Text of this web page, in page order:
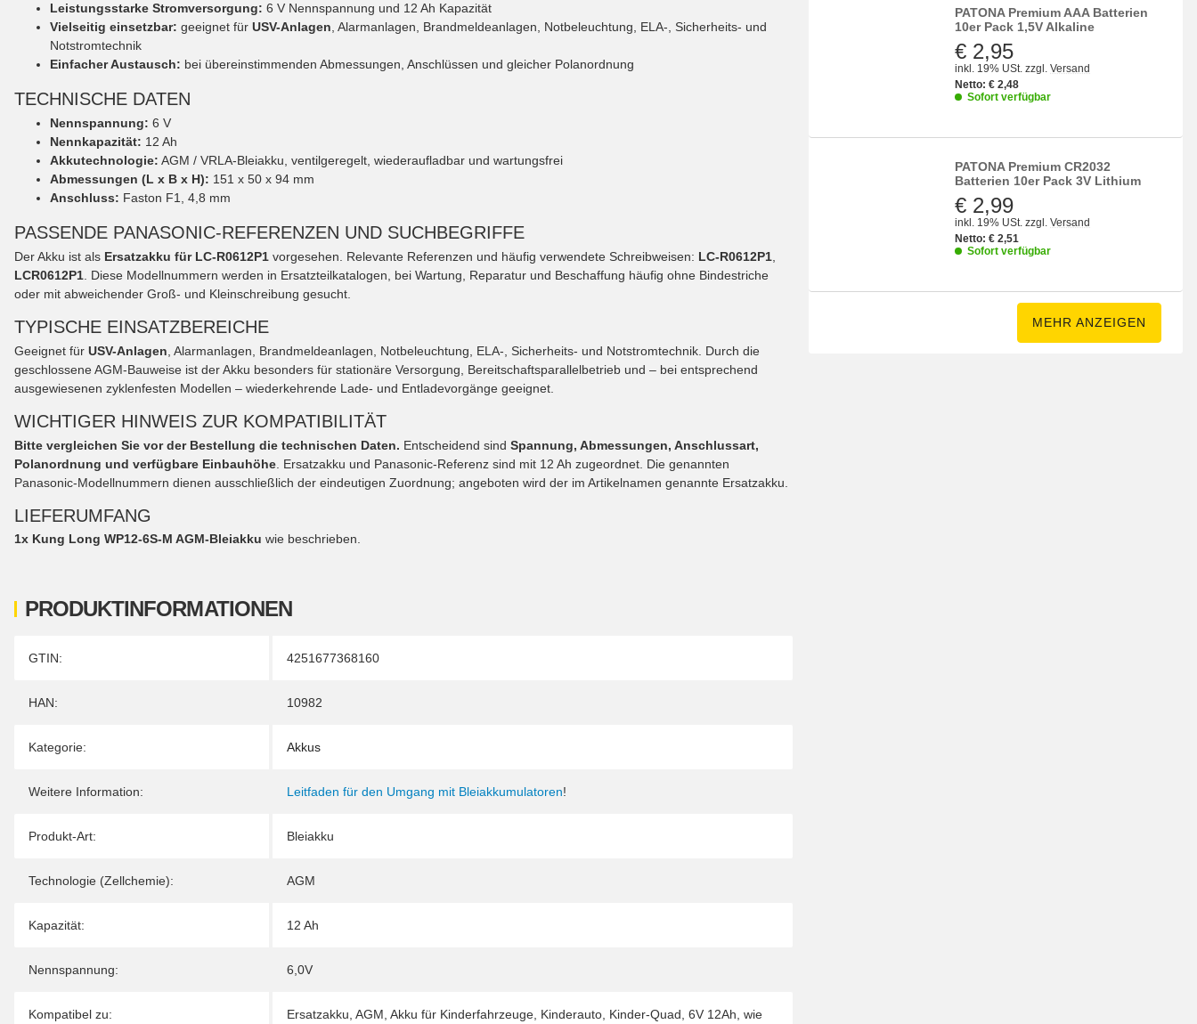
PRODUKTINFORMATIONEN
Produkteigenschaft
Wert
GTIN: 4251677368160
HAN: 10982
Kategorie: Akkus
Weitere Information: Leitfaden für den Umgang mit Bleiakkumulatoren!
Produkt-Art: Bleiakku
Technologie (Zellchemie): AGM
Kapazität: 12 Ah
Nennspannung: 6,0V
Kompatibel zu:
Ersatzakku, AGM, Akku für Kinderfahrzeuge, Kinderauto, Kinder-Quad, 6V 12Ah, wie
Leistungsstarke Stromversorgung: 6 V Nennspannung und 12 Ah Kapazität
Vielseitig einsetzbar: geeignet für USV-Anlagen, Alarmanlagen, Brandmeldeanlagen, Notbeleuchtung, ELA-, Sicherheits- und
Notstromtechnik
Einfacher Austausch: bei übereinstimmenden Abmessungen, Anschlüssen und gleicher Polanordnung
TECHNISCHE DATEN
Nennspannung: 6 V
Nennkapazität: 12 Ah
Akkutechnologie: AGM / VRLA-Bleiakku, ventilgeregelt, wiederaufladbar und wartungsfrei
Abmessungen (L x B x H): 151 x 50 x 94 mm
Anschluss: Faston F1, 4,8 mm
PASSENDE PANASONIC-REFERENZEN UND SUCHBEGRIFFE
Der Akku ist als Ersatzakku für LC-R0612P1 vorgesehen. Relevante Referenzen und häufig verwendete Schreibweisen: LC-R0612P1
LCR0612P1 . Diese Modellnummern werden in Ersatzteilkatalogen, bei Wartung, Reparatur und Beschaffung häufig ohne Bindestriche
oder mit abweichender Groß- und Kleinschreibung gesucht.
TYPISCHE EINSATZBEREICHE
Geeignet für USV-Anlagen , Alarmanlagen, Brandmeldeanlagen, Notbeleuchtung, ELA-, Sicherheits- und Notstromtechnik. Durch die
geschlossene AGM-Bauweise ist der Akku besonders für stationäre Versorgung, Bereitschaftsparallelbetrieb und – bei entsprechend
ausgewiesenen zyklenfesten Modellen – wiederkehrende Lade- und Entladevorgänge geeignet.
WICHTIGER HINWEIS ZUR KOMPATIBILITÄT
Bitte vergleichen Sie vor der Bestellung die technischen Daten. Entscheidend sind Spannung, Abmessungen, Anschlussart,
Polanordnung und verfügbare Einbauhöhe . Ersatzakku und Panasonic-Referenz sind mit 12 Ah zugeordnet. Die genannten
Panasonic-Modellnummern dienen ausschließlich der eindeutigen Zuordnung; angeboten wird der im Artikelnamen genannte Ersatzakku.
LIEFERUMFANG
1x Kung Long WP12-6S-M AGM-Bleiakku wie beschrieben.
PATONA Premium AAA Batterien
10er Pack 1,5V Alkaline
€ 2,95
inkl. 19% USt. zzgl.Versand
Netto: €2,48
Sofort verfügbar
PATONA Premium CR2032
Batterien 10er Pack 3V Lithium
€ 2,99
inkl. 19% USt. zzgl.Versand
Netto: €2,51
Sofort verfügbar
MEHR ANZEIGEN